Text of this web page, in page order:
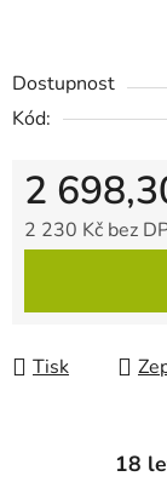
Dostupnost
Kód:
2
2 230 Kč bez
Tisk
18